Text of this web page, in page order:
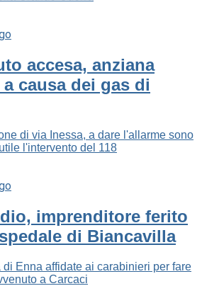
accesa, anziana
causa dei gas di
di via Inessa, a dare l'allarme sono
l'intervento del 118
imprenditore ferito
di Biancavilla
di Enna affidate ai carabinieri per fare
a Carcaci